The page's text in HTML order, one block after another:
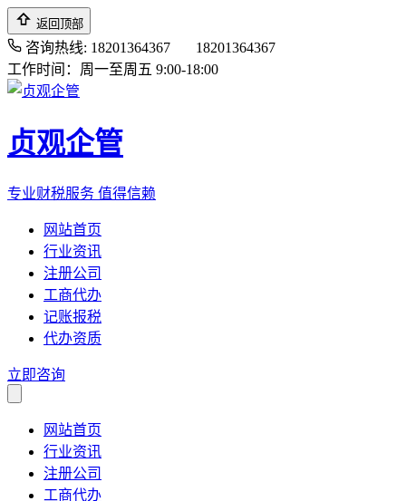
返回顶部
咨询热线: 18201364367
18201364367
工作时间：周一至周五 9:00-18:00
贞观企管
专业财税服务 值得信赖
网站首页
行业资讯
注册公司
工商代办
记账报税
代办资质
立即咨询
网站首页
行业资讯
注册公司
工商代办